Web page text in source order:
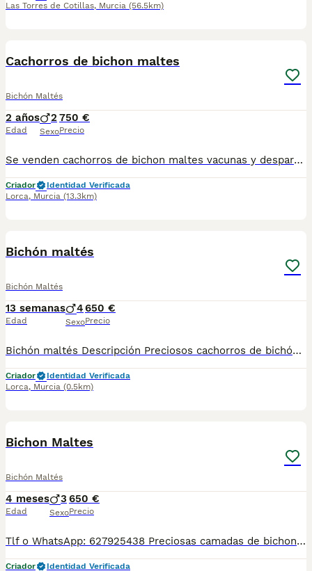
Las Torres de Cotillas, Murcia (56.5km)
Cachorros de bichon maltes
Bichón Maltés
2 años
Edad
2
Sexo
750 €
Precio
Se venden cachorros de bichon maltes vacunas y desparasitados al día se pueden ver sin conpromiso mas información al tlf 627925438
Criador
Identidad Verificada
Lorca, Murcia (13.3km)
Bichón maltés
Bichón Maltés
13 semanas
Edad
4
Sexo
650 €
Precio
Bichón maltés Descripción Preciosos cachorros de bichón maltés. Son 4 machos. Vacunas y desparasitaciones correspondientes a su edad. Se pueden ver sin compromiso. Se hacen envíos.
Criador
Identidad Verificada
Lorca, Murcia (0.5km)
Bichon Maltes
Bichón Maltés
4 meses
Edad
3
Sexo
650 €
Precio
Tlf o WhatsApp: 627925438 Preciosas camadas de bichon maltes de linea americana y coreana, se entregan con minimo de dos meses y medio de edad y sus vacunas correspondientes, desparasitados interna y externamente, pasaporte y microchip, contrato de compra y garantia de salud. preferiblemente recogida en mano pero también podemos entregar en toda España mediante transporte de alta calidad preparado para animales y con chofer particular con posibilidad de pago contra reembolso Llámanos o háblanos por whats app.
Criador Identidad Verificada